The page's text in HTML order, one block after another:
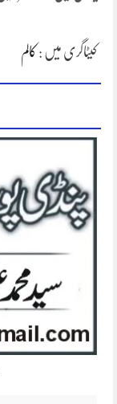
کیٹاگری میں : کالم